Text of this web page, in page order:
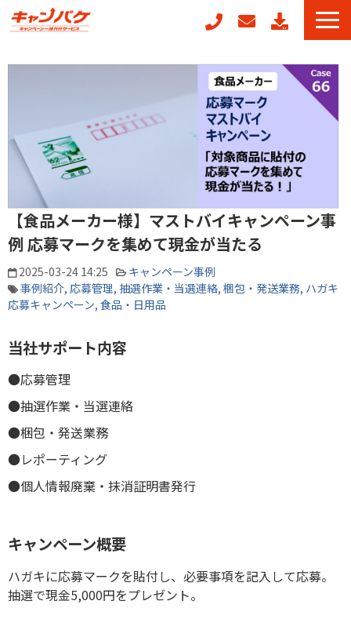
キャンガチャ
周年記念キャンペーンパッケージ
POSレジ連動キャンペーン
キャンペーン事例
お役立ちコラム
【食品メーカー様】マストバイキャンペーン事
例 応募マークを集めて現金が当たる
2025-03-24 14:25
キャンペーン事例
事例紹介 応募管理 抽選作業・当選連絡 梱包・発送業務 ハガキ
応募キャンペーン 食品・日用品
当社サポート内容
●応募管理
●抽選作業・当選連絡
●梱包・発送業務
●レポーティング
●個人情報廃棄・抹消証明書発行
キャンペーン概要
ハガキに応募マークを貼付し、必要事項を記入して応募。
抽選で現金5,000円をプレゼント。